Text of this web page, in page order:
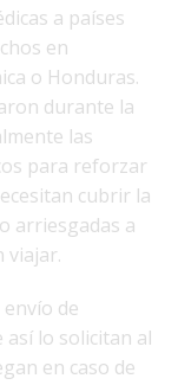
a países
en
o Honduras.
durante la
las
para reforzar
cubrir la
arriesgadas a
viajar.
de
lo solicitan al
en caso de